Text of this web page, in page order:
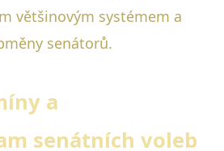
většinovým systémem a
senátorů.
a
senátních voleb